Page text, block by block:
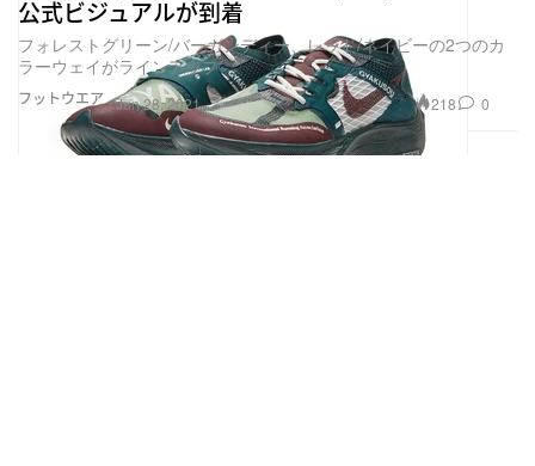
フットウエア
公式ビジュアルが到着
フォレストグリーン/バーガンディー、レッド/ネイビーの2つのカ
ラーウェイがラインアップ
Jun 28, 2021 218 0